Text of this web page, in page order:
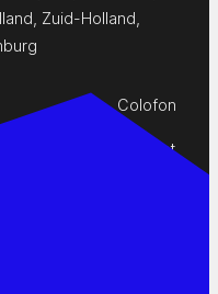
, Zuid-Holland,
Colofon
Privacy Statement